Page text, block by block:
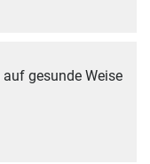
gesunde Weise